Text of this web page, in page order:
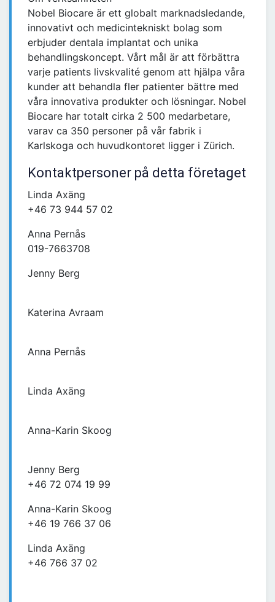
Nobel Biocare är ett globalt marknadsledande,
innovativt och medicintekniskt bolag som
erbjuder dentala implantat och unika
behandlingskoncept. Vårt mål är att förbättra
varje patients livskvalité genom att hjälpa våra
kunder att behandla fler patienter bättre med
våra innovativa produkter och lösningar. Nobel
Biocare har totalt cirka 2 500 medarbetare,
varav ca 350 personer på vår fabrik i
Karlskoga och huvudkontoret ligger i Zürich.
Kontaktpersoner på detta företaget
Linda Axäng
+46 73 944 57 02
Anna Pernås
019-7663708
Jenny Berg
Katerina Avraam
Anna Pernås
Linda Axäng
Anna-Karin Skoog
Jenny Berg
+46 72 074 19 99
Anna-Karin Skoog
+46 19 766 37 06
Linda Axäng
+46 766 37 02